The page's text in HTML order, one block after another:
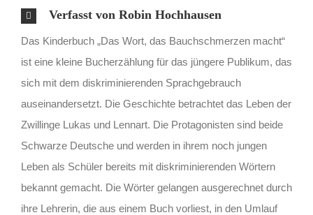
Verfasst von Robin Hochhausen
Das Kinderbuch „Das Wort, das Bauchschmerzen macht“
ist eine kleine Bucherzählung für das jüngere Publikum, das
sich mit dem diskriminierenden Sprachgebrauch
auseinandersetzt. Die Geschichte betrachtet das Leben der
Zwillinge Lukas und Lennart. Die Protagonisten sind beide
Schwarze Deutsche und werden in ihrem noch jungen
Leben als Schüler bereits mit diskriminierenden Wörtern
bekannt gemacht. Die Wörter gelangen ausgerechnet durch
ihre Lehrerin, die aus einem Buch vorliest, in den Umlauf